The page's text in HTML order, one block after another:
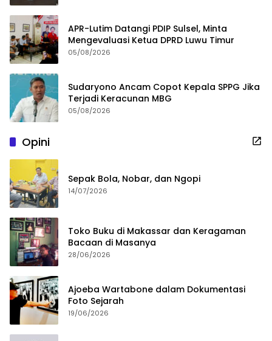
APR-Lutim Datangi PDIP Sulsel, Minta
Mengevaluasi Ketua DPRD Luwu Timur
05/08/2026
Sudaryono Ancam Copot Kepala SPPG Jika
Terjadi Keracunan MBG
05/08/2026
Opini
Sepak Bola, Nobar, dan Ngopi
14/07/2026
Toko Buku di Makassar dan Keragaman
Bacaan di Masanya
28/06/2026
Ajoeba Wartabone dalam Dokumentasi
Foto Sejarah
19/06/2026